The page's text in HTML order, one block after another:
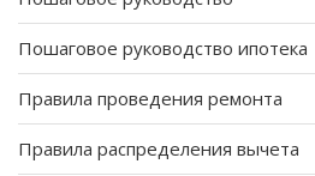
Пошаговое руководство ипотека
Правила проведения ремонта
Правила распределения вычета